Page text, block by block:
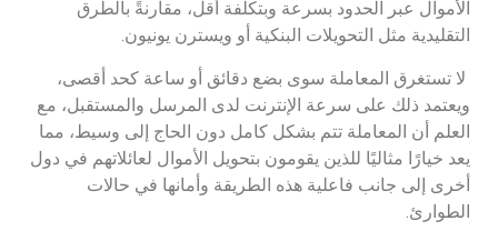
الأموال عبر الحدود بسرعة وبتكلفة أقل، مقارنةً بالطرق
التقليدية مثل التحويلات البنكية أو ويسترن يونيون.
لا تستغرق المعاملة سوى بضع دقائق أو ساعة كحد أقصى،
ويعتمد ذلك على سرعة الإنترنت لدى المرسل والمستقبل، مع
العلم أن المعاملة تتم بشكل كامل دون الحاج إلى وسيط، مما
يعد خيارًا مثاليًا للذين يقومون بتحويل الأموال لعائلاتهم في دول
أخرى إلى جانب فاعلية هذه الطريقة وأمانها في حالات
الطوارئ.